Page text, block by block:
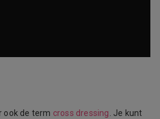
ook de term cross dressing . Je kunt